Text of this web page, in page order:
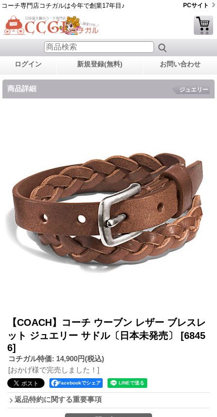
コーチ専門店コチガルは今年で創業17年目♪ PCサイト
ログイン 新規登録(無料) お問い合わせ
商品詳細 ジュエリー
【COACH】コーチ ウーブン レザー ブレスレ
ット ジュエリー サドル〔日本未発売〕 [6845
6]
コチガル特価: 14,900円(税込)
[おかげ様で完売しました！]
Facebookでシェア
返品特約に関する重要事項